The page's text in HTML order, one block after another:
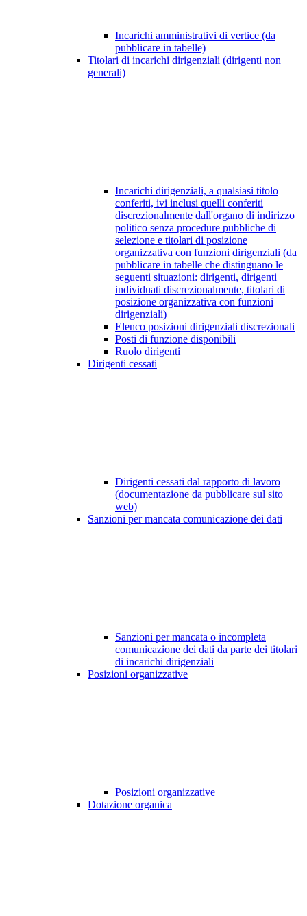
Incarichi amministrativi di vertice (da
pubblicare in tabelle)
Titolari di incarichi dirigenziali (dirigenti non
generali)
Incarichi dirigenziali, a qualsiasi titolo
conferiti, ivi inclusi quelli conferiti
discrezionalmente dall'organo di indirizzo
politico senza procedure pubbliche di
selezione e titolari di posizione
organizzativa con funzioni dirigenziali (da
pubblicare in tabelle che distinguano le
seguenti situazioni: dirigenti, dirigenti
individuati discrezionalmente, titolari di
posizione organizzativa con funzioni
dirigenziali)
Elenco posizioni dirigenziali discrezionali
Posti di funzione disponibili
Ruolo dirigenti
Dirigenti cessati
Dirigenti cessati dal rapporto di lavoro
(documentazione da pubblicare sul sito
web)
Sanzioni per mancata comunicazione dei dati
Sanzioni per mancata o incompleta
comunicazione dei dati da parte dei titolari
di incarichi dirigenziali
Posizioni organizzative
Posizioni organizzative
Dotazione organica